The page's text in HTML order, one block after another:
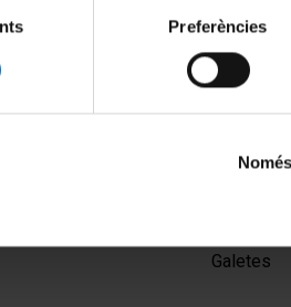
Preferències
años de Democracia
de la Transición Argentina
setembre, 2023
Galetes